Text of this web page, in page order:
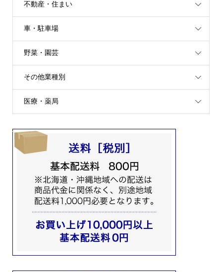
不動産・住まい
車・駐車場
野菜・園芸
その他業種別
医療・薬局